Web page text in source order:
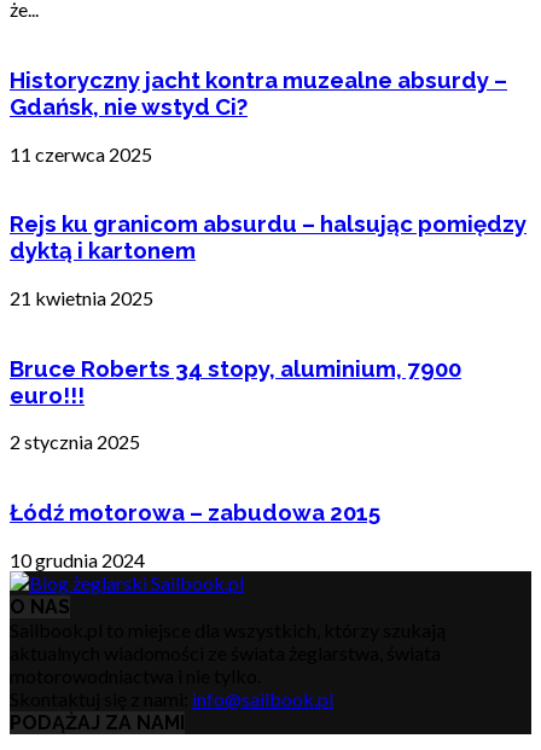
że...
Historyczny jacht kontra muzealne absurdy –
Gdańsk, nie wstyd Ci?
11 czerwca 2025
Rejs ku granicom absurdu – halsując pomiędzy
dyktą i kartonem
21 kwietnia 2025
Bruce Roberts 34 stopy, aluminium, 7900
euro!!!
2 stycznia 2025
Łódź motorowa – zabudowa 2015
10 grudnia 2024
O NAS
info@sailbook.pl
PODĄŻAJ ZA NAMI